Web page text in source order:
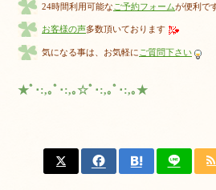
24時間利用可能な ご予約フォームが便利で
お客様の声多数頂いております
気になる事は、お気軽に ご質問下さい
★ﾟ･:,｡ﾟ･:,｡☆ﾟ･:,｡ﾟ･:,｡★